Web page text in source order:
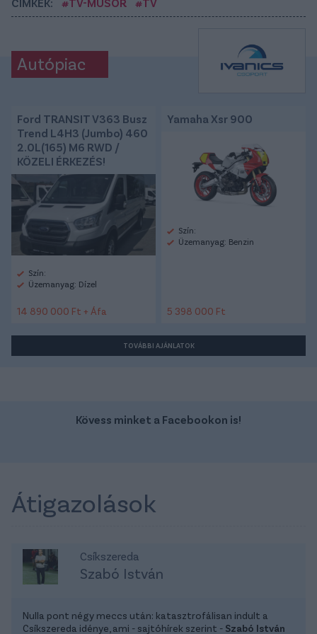
CÍMKÉK: #TV-MŰSOR #TV
Autópiac
Ford TRANSIT V363 Busz
Trend L4H3 (Jumbo) 460
2.0L(165) M6 RWD /
KÖZELI ÉRKEZÉS!
Szín:
Üzemanyag: Dízel
14 890 000 Ft + Áfa
Yamaha Xsr 900
Szín:
Üzemanyag: Benzin
5 398 000 Ft
TOVÁBBI AJÁNLATOK
Kövess minket a Facebookon is!
Átigazolások
Csíkszereda
Szabó István
Nulla pont négy meccs után: katasztrofálisan indult a
Csíkszereda idénye, ami - sajtóhírek szerint - Szabó István